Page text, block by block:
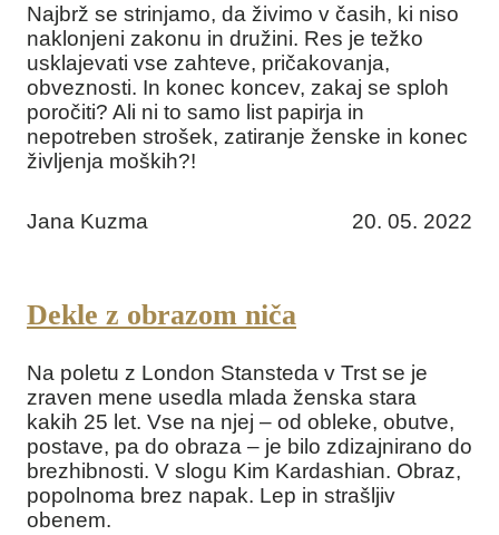
Najbrž se strinjamo, da živimo v časih, ki niso
naklonjeni zakonu in družini. Res je težko
usklajevati vse zahteve, pričakovanja,
obveznosti. In konec koncev, zakaj se sploh
poročiti? Ali ni to samo list papirja in
nepotreben strošek, zatiranje ženske in konec
življenja moških?!
Jana Kuzma 20. 05. 2022
Dekle z obrazom niča
Na poletu z London Stansteda v Trst se je
zraven mene usedla mlada ženska stara
kakih 25 let. Vse na njej – od obleke, obutve,
postave, pa do obraza – je bilo zdizajnirano do
brezhibnosti. V slogu Kim Kardashian. Obraz,
popolnoma brez napak. Lep in strašljiv
obenem.